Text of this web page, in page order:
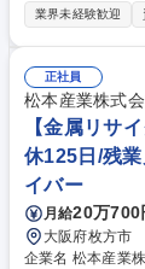
の目標や計画を
業務：経営計画
計、部下の数字
策定、人事制度
作業手順書の作
の自走・伴走を
務無 募集職種 愛知県【運送事業部長】大きな裁量権を持って組織と数値
を牽引する部門責
業界未経験歓迎
正社員
松本産業株式
【金属リサ
休125日/残
イバー
月給20万700
大阪府枚方市
企業名 松本産業株式会社 求人名 【金属リサイク